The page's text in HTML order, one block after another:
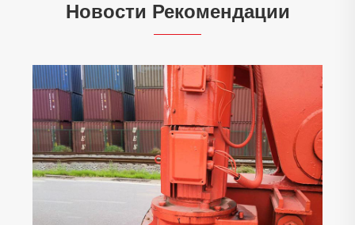
Новости Рекомендации
Как эта коробка передач серии
делает работу стерео гаража более
стабильной?
Посмотреть больше >>